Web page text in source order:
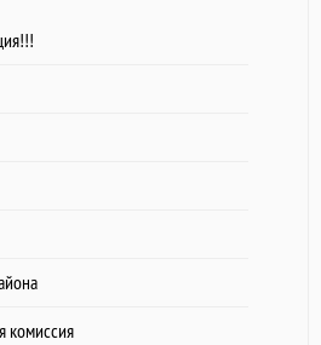
комиссия